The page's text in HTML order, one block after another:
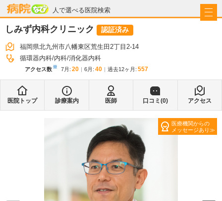
人で選べる医院検索
病院なび
しみず内科クリニック 認証済み
福岡県北九州市八幡東区荒生田2丁目2-14
循環器内科 内科 消化器内科
アクセス数※ 7月 : 20 6月 : 40 過去12ヶ月: 557
医院トップ 診療案内 医師 口コミ(0) アクセス
医療機関からの
メッセージあり